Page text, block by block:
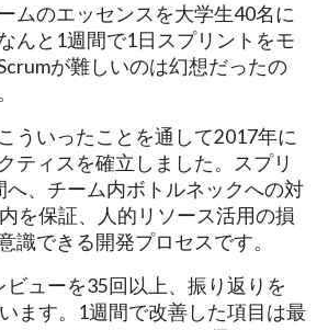
ムのエッセンスを大学生40名に
んと1週間で1日スプリントをモ
が難しいのは幻想だったの
ういったことを通して2017年に
ティスを確立しました。スプリ
へ、チーム内ボトルネックへの対
を保証、人的リソース活用の損
識できる開発プロセスです。
ューを35回以上、振り返りを
ます。1週間で改善した項目は最